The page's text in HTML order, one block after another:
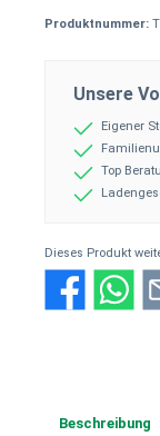
Produktnummer:
Unsere
Eigener
Top
Dieses Produkt
Beschreibung